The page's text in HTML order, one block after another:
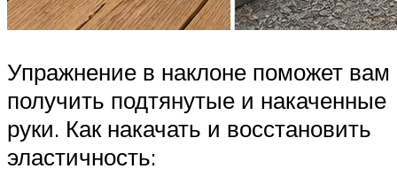
Упражнение в наклоне поможет вам
получить подтянутые и накаченные
руки. Как накачать и восстановить
эластичность: